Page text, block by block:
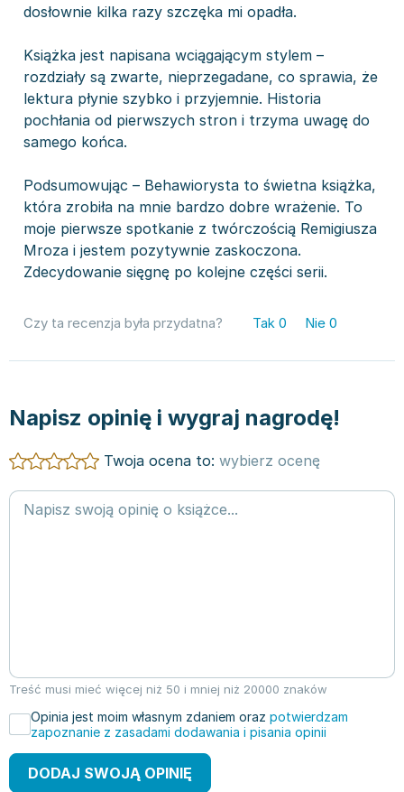
dosłownie kilka razy szczęka mi opadła.
Książka jest napisana wciągającym stylem –
rozdziały są zwarte, nieprzegadane, co sprawia, że
lektura płynie szybko i przyjemnie. Historia
pochłania od pierwszych stron i trzyma uwagę do
samego końca.
Podsumowując – Behawiorysta to świetna książka,
która zrobiła na mnie bardzo dobre wrażenie. To
moje pierwsze spotkanie z twórczością Remigiusza
Mroza i jestem pozytywnie zaskoczona.
Zdecydowanie sięgnę po kolejne części serii.
Czy ta recenzja była przydatna? Tak 0 Nie 0
Napisz opinię i wygraj nagrodę!
Twoja ocena to: wybierz ocenę
Treść musi mieć więcej niż 50 i mniej niż 20000 znaków
Opinia jest moim własnym zdaniem oraz potwierdzam
zapoznanie z zasadami dodawania i pisania opinii
DODAJ SWOJĄ OPINIĘ